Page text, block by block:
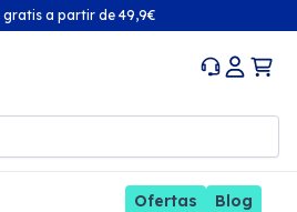
gratis a partir de 49,9€
Ofertas Blog